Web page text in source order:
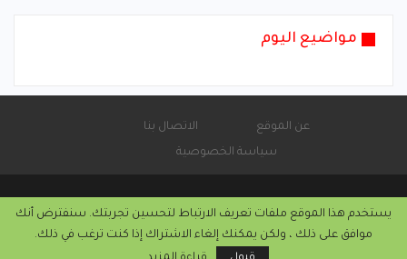
مواضيع اليوم
عن الموقع
الاتصال بنا
سياسة الخصوصية
التركيب والاستضافة من كريستا هوست
يستخدم هذا الموقع ملفات تعريف الارتباط لتحسين تجربتك. سنفترض أنك
موافق على ذلك ، ولكن يمكنك إلغاء الاشتراك إذا كنت ترغب في ذلك.